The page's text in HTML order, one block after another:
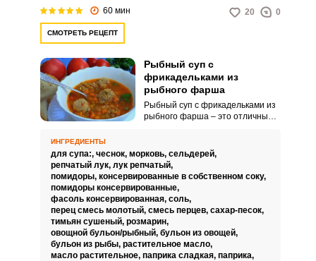
60 мин 20 0
СМОТРЕТЬ РЕЦЕПТ
Рыбный суп с
фрикадельками из
рыбного фарша
Рыбный суп с фрикадельками из
рыбного фарша – это отличный
вместо мяса. Такой суп отлично
подойдет тем, кто предпочитает
более диетическое питание, ведь
в рыбе куда меньше жиров, чем в
мясе.
ИНГРЕДИЕНТЫ
для супа:, чеснок, морковь, сельдерей,
репчатый лук, лук репчатый,
помидоры, консервированные в собственном соку,
помидоры консервированные,
фасоль консервированная, соль,
перец смесь молотый, смесь перцев, сахар-песок,
тимьян сушеный, розмарин,
овощной бульон/рыбный, бульон из овощей,
бульон из рыбы, растительное масло,
масло растительное, паприка сладкая, паприка,